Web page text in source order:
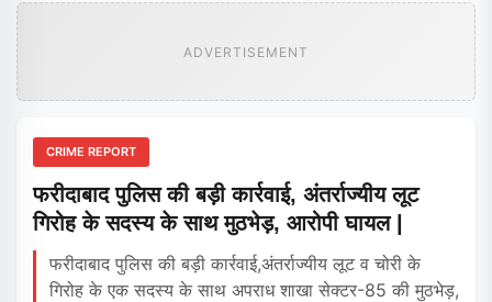
ADVERTISEMENT
CRIME REPORT
फरीदाबाद पुलिस की बड़ी कार्रवाई, अंतर्राज्यीय लूट
गिरोह के सदस्य के साथ मुठभेड़, आरोपी घायल |
फरीदाबाद पुलिस की बड़ी कार्रवाई,अंतर्राज्यीय लूट व चोरी के
गिरोह के एक सदस्य के साथ अपराध शाखा सेक्टर-85 की मुठभेड़,